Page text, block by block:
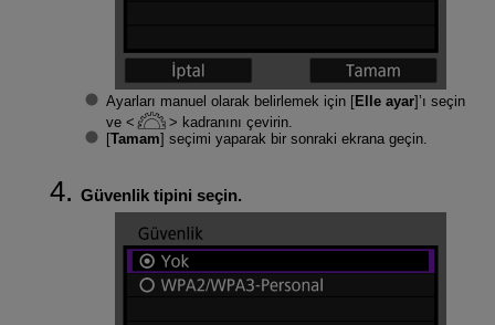
Ayarları manuel olarak belirlemek için [Elle ayar]’ı seçin
ve
kadranını çevirin.
[Tamam] seçimi yaparak bir sonraki ekrana geçin.
Güvenlik tipini seçin.